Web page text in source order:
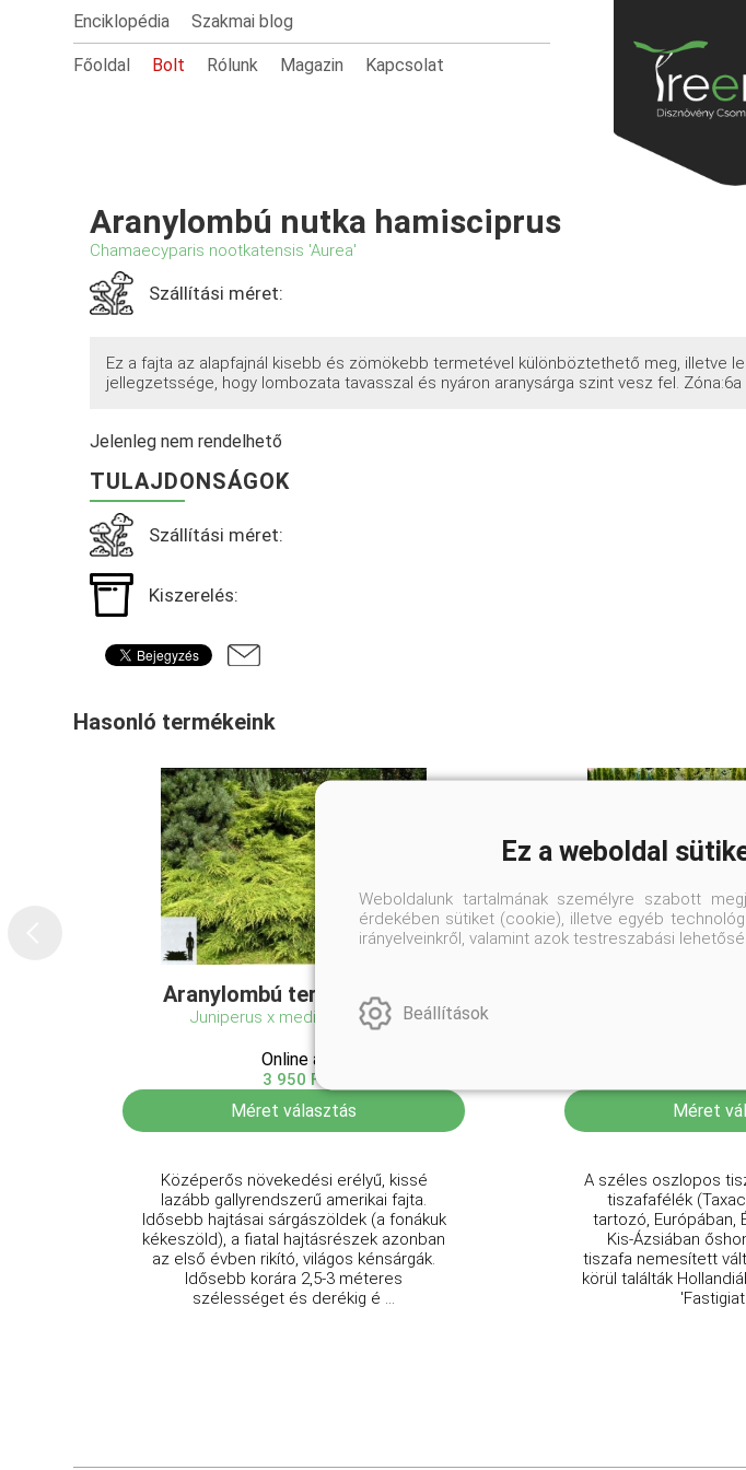
Enciklopédia Szakmai blog
Főoldal Bolt Rólunk Magazin Kapcsolat
Aranylombú nutka hamisciprus
Chamaecyparis nootkatensis 'Aurea'
Szállítási méret:
Ez a fajta az alapfajnál kisebb és zömökebb termetével különböztethető meg, illetve
jellegzetssége, hogy lombozata tavasszal és nyáron aranysárga szint vesz fel. Zóna:6a
Jelenleg nem rendelhető
TULAJDONSÁGOK
Szállítási méret:
Kiszerelés:
Hasonló termékeink
Aranylombú terülő boróka
Juniperus x media 'Old Gold'
Online ár
3 950 Ft
Méret választás
Középerős növekedési erélyű, kissé
lazább gallyrendszerű amerikai fajta.
Idősebb hajtásai sárgászöldek (a fonákuk
kékeszöld), a fiatal hajtásrészek azonban
az első évben rikító, világos kénsárgák.
Idősebb korára 2,5-3 méteres
szélességet és derékig é ...
Méret
A széles oszlopos
tiszafafélék
tartozó, Európában,
Kis-Ázsiában
tiszafa nemesített
körül találták
Ez a weboldal
Weboldalunk tartalmának személyre szabott
érdekében sütiket (cookie), illetve egyéb
irányelveinkről, valamint azok testreszabási
Beállítások